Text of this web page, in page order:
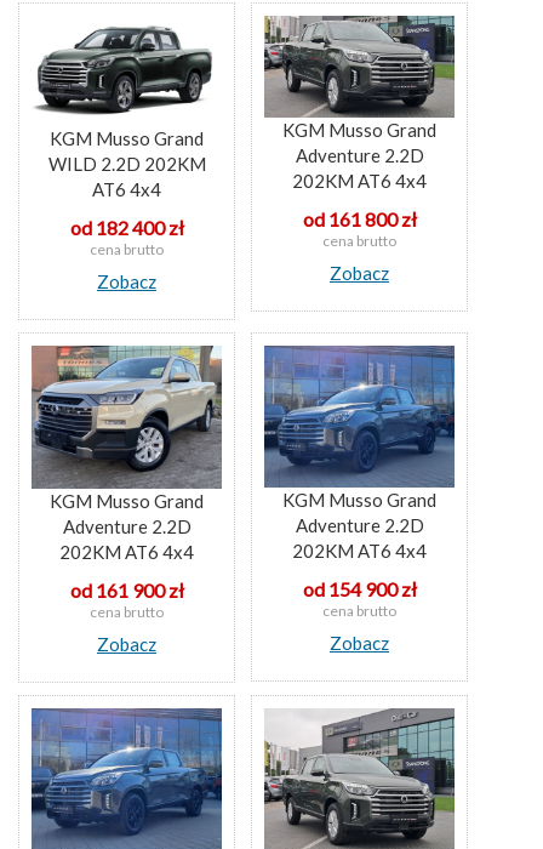
KGM Musso Grand
WILD 2.2D 202KM
AT6 4x4
od 182 400 zł
cena brutto
Zobacz
KGM Musso Grand
Adventure 2.2D
202KM AT6 4x4
od 161 800 zł
cena brutto
Zobacz
KGM Musso Grand
Adventure 2.2D
202KM AT6 4x4
od 161 900 zł
cena brutto
Zobacz
KGM Musso Grand
Adventure 2.2D
202KM AT6 4x4
od 154 900 zł
cena brutto
Zobacz